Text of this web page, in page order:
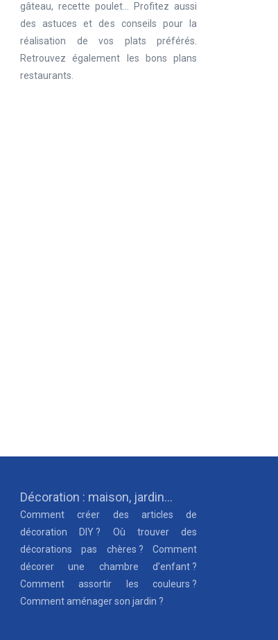
gâteau, recette poulet… Profitez aussi
des astuces et des conseils pour la
réalisation de vos plats préférés.
Retrouvez également les bons plans
restaurants.
Décoration : maison, jardin…
Comment créer des articles de
décoration DIY ? Où trouver des
décorations pas chères ? Comment
décorer une chambre d’enfant ?
Comment assortir les couleurs ?
Comment aménager son jardin ?